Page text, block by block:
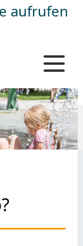
aufrufen